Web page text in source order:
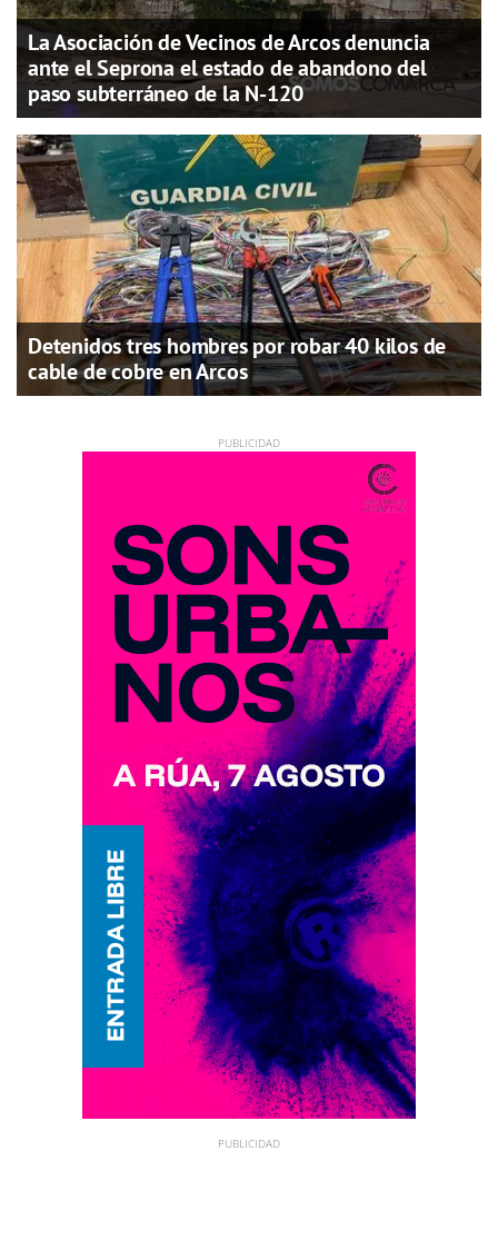
La Asociación de Vecinos de Arcos denuncia
ante el Seprona el estado de abandono del
paso subterráneo de la N-120
Detenidos tres hombres por robar 40 kilos de
cable de cobre en Arcos